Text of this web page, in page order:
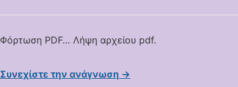
Φόρτωση PDF… Λήψη αρχείου pdf.
Συνεχίστε την ανάγνωση →